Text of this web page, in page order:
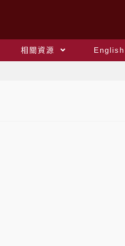
相關資源
English